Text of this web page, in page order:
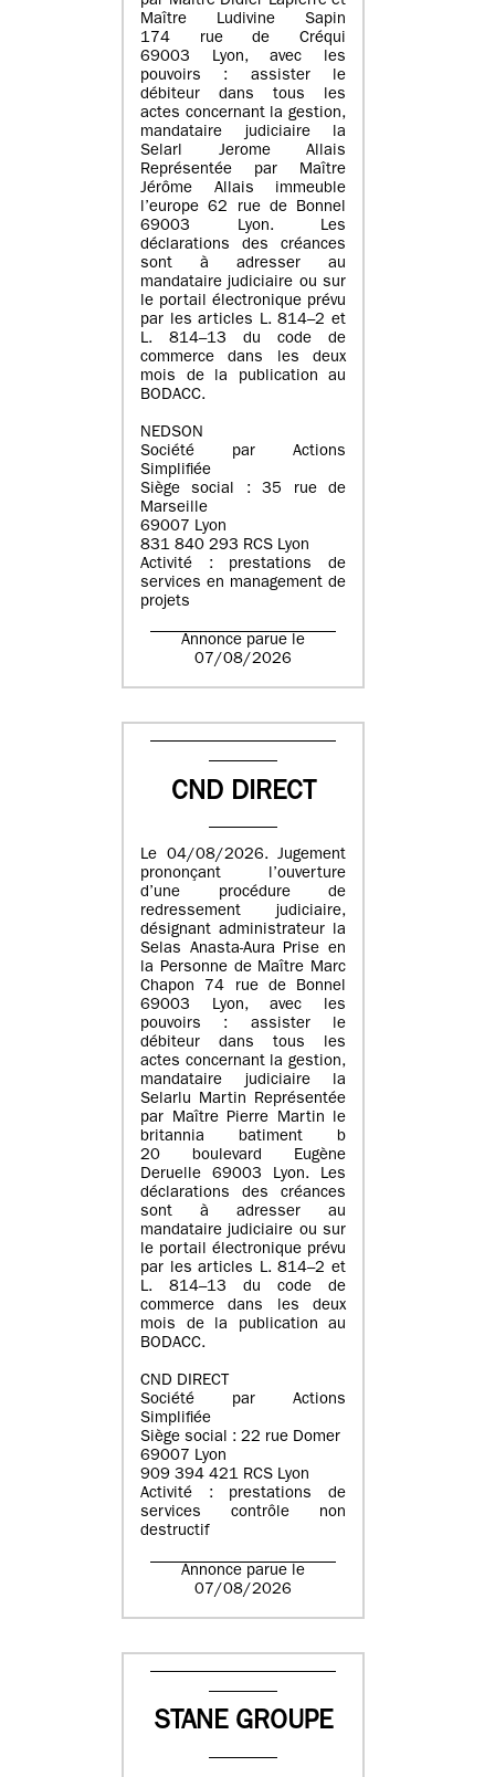
Maître Ludivine Sapin
174 rue de Créqui
69003 Lyon, avec les
pouvoirs : assister le
débiteur dans tous les
actes concernant la gestion,
mandataire judiciaire la
Selarl Jerome Allais
Représentée par Maître
Jérôme Allais immeuble
l’europe 62 rue de Bonnel
69003 Lyon. Les
déclarations des créances
sont à adresser au
mandataire judiciaire ou sur
le portail électronique prévu
par les articles L. 814–2 et
L. 814–13 du code de
commerce dans les deux
mois de la publication au
BODACC.
NEDSON
Société par Actions
Simplifiée
Siège social : 35 rue de
Marseille
69007 Lyon
831 840 293 RCS Lyon
Activité : prestations de
services en management de
projets
Annonce parue le
07/08/2026
CND DIRECT
Le 04/08/2026. Jugement
prononçant l’ouverture
d’une procédure de
redressement judiciaire,
désignant administrateur la
Selas Anasta-Aura Prise en
la Personne de Maître Marc
Chapon 74 rue de Bonnel
69003 Lyon, avec les
pouvoirs : assister le
débiteur dans tous les
actes concernant la gestion,
mandataire judiciaire la
Selarlu Martin Représentée
par Maître Pierre Martin le
britannia batiment b
20 boulevard Eugène
Deruelle 69003 Lyon. Les
déclarations des créances
sont à adresser au
mandataire judiciaire ou sur
le portail électronique prévu
par les articles L. 814–2 et
L. 814–13 du code de
commerce dans les deux
mois de la publication au
BODACC.
CND DIRECT
Société par Actions
Simplifiée
Siège social : 22 rue Domer
69007 Lyon
909 394 421 RCS Lyon
Activité : prestations de
services contrôle non
destructif
Annonce parue le
07/08/2026
STANE GROUPE